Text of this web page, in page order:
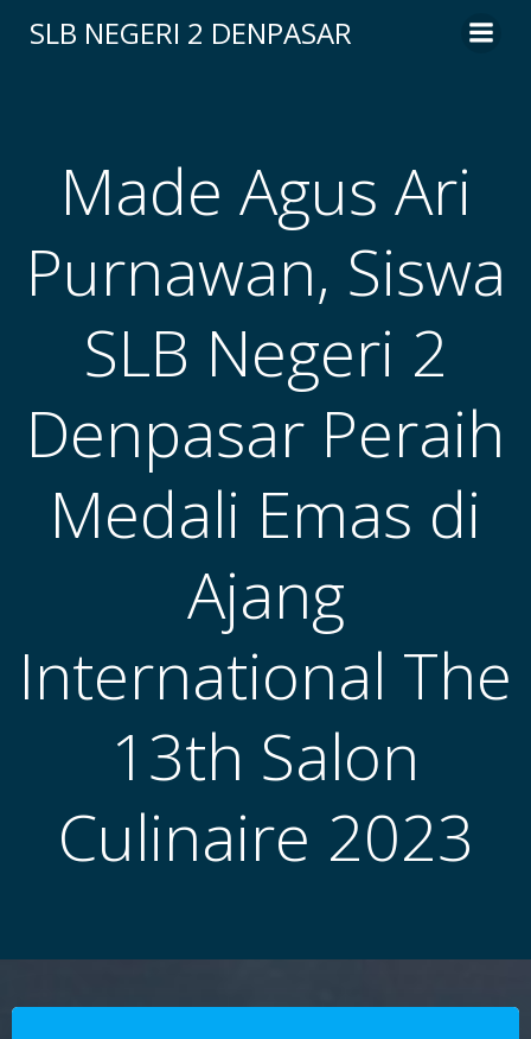
to
SLB NEGERI 2 DENPASAR
Made Agus Ari
Purnawan, Siswa
SLB Negeri 2
Denpasar Peraih
Medali Emas di
Ajang
International The
13th Salon
Culinaire 2023